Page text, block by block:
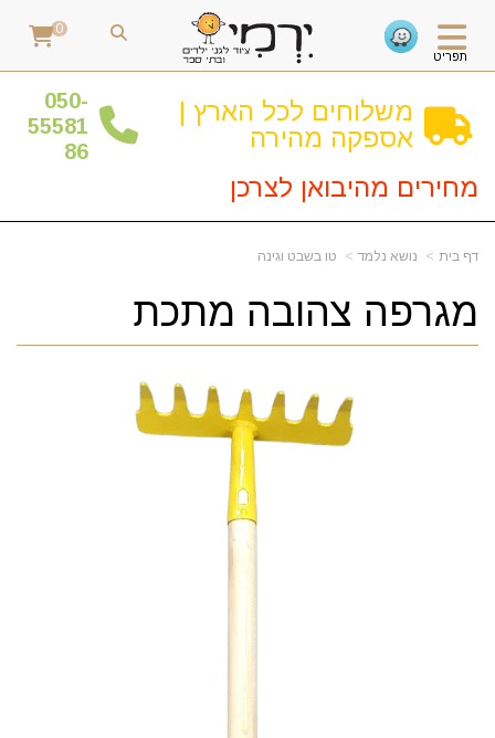
תפריט
0
משלוחים לכל הארץ |
אספקה מהירה
050-
55581
86
מחירים מהיבואן לצרכן
דף בית נושא נלמד טו בשבט וגינה
מגרפה צהובה מתכת